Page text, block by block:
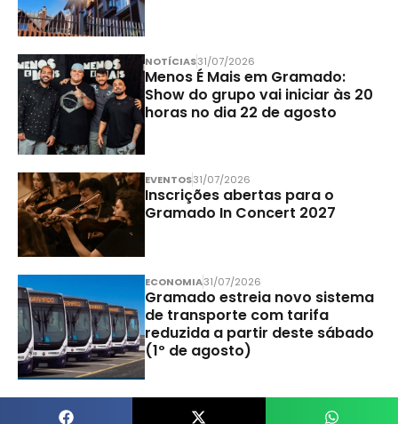
NOTÍCIAS31/07/2026
Menos É Mais em Gramado:
Show do grupo vai iniciar às 20
horas no dia 22 de agosto
EVENTOS31/07/2026
Inscrições abertas para o
Gramado In Concert 2027
ECONOMIA31/07/2026
Gramado estreia novo sistema
de transporte com tarifa
reduzida a partir deste sábado
(1º de agosto)